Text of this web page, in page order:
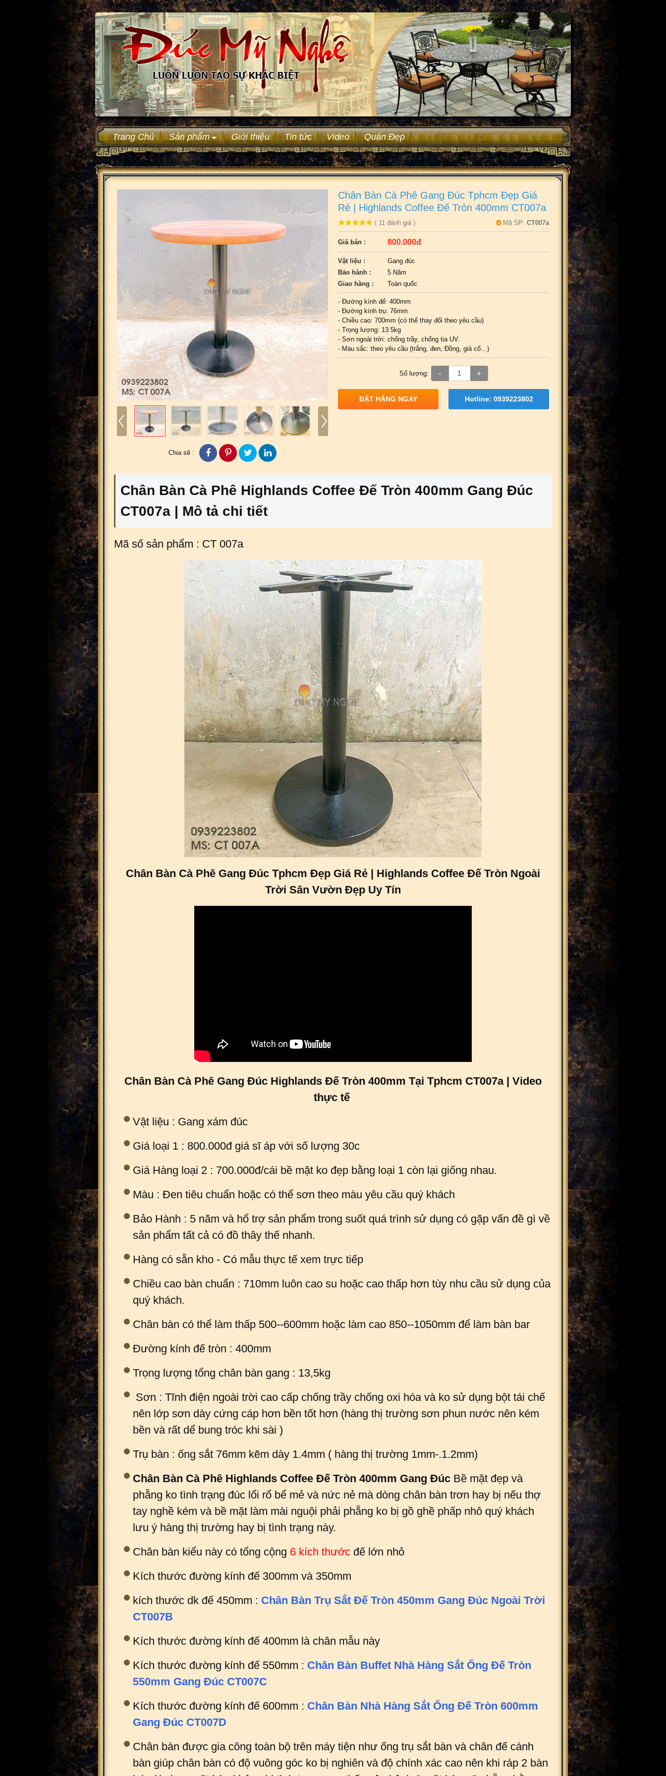
Trang Chủ
+
Sản phẩm Giới thiệu Tin tức Video Quán Đẹp
Chia sẽ :
Chân Bàn Cà Phê Gang Đúc Tphcm Đẹp Giá
Rẻ | Highlands Coffee Đế Tròn 400mm CT007a
( 11 đánh giá ) Mã SP: CT007a
Giá bán : 800.000đ
Vật liệu :
Gang đúc
Bảo hành :
5 Năm
Giao hàng :
Toàn quốc
- Đường kính đế: 400mm
- Đường kính trụ: 76mm
- Chiều cao: 700mm (có thể thay đổi theo yêu cầu)
- Trọng lượng: 13.5kg
- Sơn ngoài trời: chống trầy, chống tia UV.
- Màu sắc: theo yêu cầu (trắng, đen, Đồng, giả cổ…)
Số lượng: - +
ĐẶT HÀNG NGAY Hotline: 0939223802
Chân Bàn Cà Phê Highlands Coffee Đế Tròn 400mm Gang Đúc
CT007a | Mô tả chi tiết
Mã số sản phẩm : CT 007a
Chân Bàn Cà Phê Gang Đúc Tphcm Đẹp Giá Rẻ | Highlands Coffee Đế Tròn Ngoài
Trời Sân Vườn Đẹp Uy Tín
Chân Bàn Cà Phê Gang Đúc Highlands Đế Tròn 400mm Tại Tphcm CT007a | Video
thực tế
Vật liệu : Gang xám đúc
Giá loại 1 : 800.000đ giá sĩ áp với số lượng 30c
Giá Hàng loại 2 : 700.000đ/cái bề mặt ko đẹp bằng loại 1 còn lại giống nhau.
Màu : Đen tiêu chuẩn hoặc có thể sơn theo màu yêu cầu quý khách
Bảo Hành : 5 năm và hổ trợ sản phẩm trong suốt quá trình sử dụng có gặp vấn đề gì về
sản phẩm tất cả có đồ thây thế nhanh.
Hàng có sẵn kho - Có mẫu thực tế xem trực tiếp
Chiều cao bàn chuẩn : 710mm luôn cao su hoặc cao thấp hơn tùy nhu cầu sử dụng của
quý khách.
Chân bàn có thể làm thấp 500--600mm hoặc làm cao 850--1050mm để làm bàn bar
Đường kính đế tròn : 400mm
Trọng lượng tổng chân bàn gang : 13,5kg
Sơn : Tĩnh điện ngoài trời cao cấp chống trầy chống oxi hóa và ko sử dụng bột tái chế
nên lớp sơn dày cứng cáp hơn bền tốt hơn (hàng thị trường sơn phun nước nên kém
bền và rất dể bung tróc khi sài )
Trụ bàn : ống sắt 76mm kẽm dày 1.4mm ( hàng thị trường 1mm-.1.2mm)
Chân Bàn Cà Phê Highlands Coffee Đế Tròn 400mm Gang Đúc Bề mặt đẹp và
phẵng ko tình trạng đúc lổi rổ bể mẻ và nức nẻ mà dòng chân bàn trơn hay bị nếu thợ
tay nghề kém và bề mặt làm mài nguội phải phẵng ko bị gồ ghề phấp nhô quý khách
lưu ý hàng thị trường hay bị tình trạng này.
Chân bàn kiểu này có tổng cộng 6 kích thước đế lớn nhỏ
Kích thước đường kính đế 300mm và 350mm
kích thước dk đế 450mm : Chân Bàn Trụ Sắt Đế Tròn 450mm Gang Đúc Ngoài Trời
CT007B
Kích thước đường kính đế 400mm là chân mẫu này
Kích thước đường kính đế 550mm : Chân Bàn Buffet Nhà Hàng Sắt Ống Đế Tròn
550mm Gang Đúc CT007C
Kích thước đường kính đế 600mm : Chân Bàn Nhà Hàng Sắt Ống Đế Tròn 600mm
Gang Đúc CT007D
Chân bàn được gia công toàn bộ trên máy tiện như ống trụ sắt bàn và chân đế cánh
bàn giúp chân bàn có độ vuông góc ko bị nghiên và độ chính xác cao nên khi ráp 2 bàn